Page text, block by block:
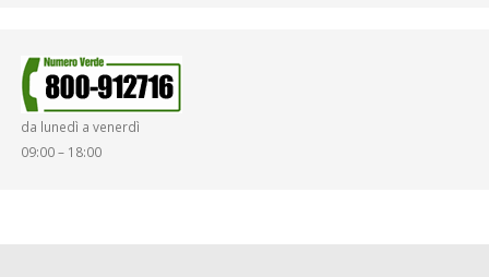
da lunedì a venerdì
09:00 – 18:00